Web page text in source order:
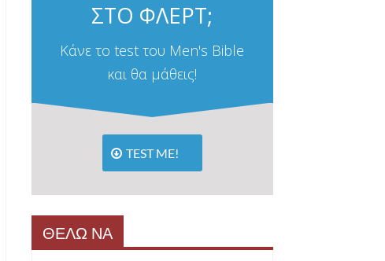
ΣΤΟ ΦΛΕΡΤ;
Κάνε το test του Men's Bible
και θα μάθεις!
TEST ME!
ΘΕΛΩ ΝΑ